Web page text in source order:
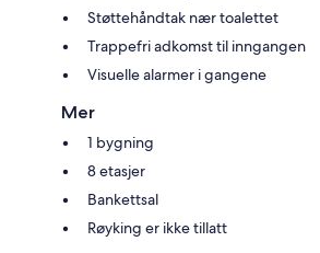
Støttehåndtak nær toalettet
Trappefri adkomst til inngangen
Visuelle alarmer i gangene
Mer
1 bygning
8 etasjer
Bankettsal
Røyking er ikke tillatt